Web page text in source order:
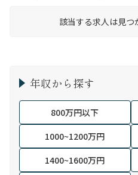
該当する求人は見つ
年収から探す
800万円以下
1000~1200万円
1400~1600万円